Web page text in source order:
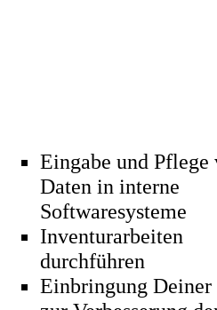
Eingabe und Pflege
Daten in interne
Softwaresysteme
Inventurarbeiten
durchführen
Einbringung Deiner